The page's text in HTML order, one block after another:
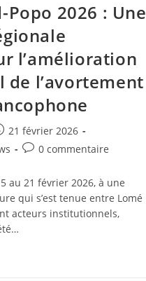
Popo 2026 : Une
l’amélioration
de l’avortement
21 février 2026
0 commentaire
au 21 février 2026, à une
qui s’est tenue entre Lomé
acteurs institutionnels,